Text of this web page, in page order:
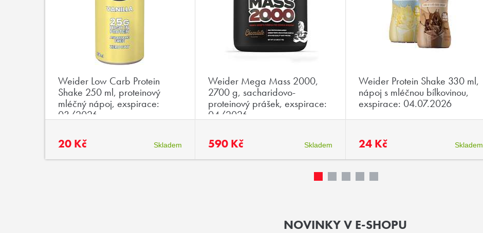
Weider Low Carb Protein
Shake 250 ml, proteinový
mléčný nápoj, exspirace:
03/2026
20 Kč Skladem
Weider Mega Mass 2000,
2700 g, sacharidovo-
proteinový prášek, exspirace:
04/2026
590 Kč Skladem
Weider Protein Shake 330 ml,
nápoj s mléčnou bílkovinou,
exspirace: 04.07.2026
24 Kč Skladem
NOVINKY V E-SHOPU